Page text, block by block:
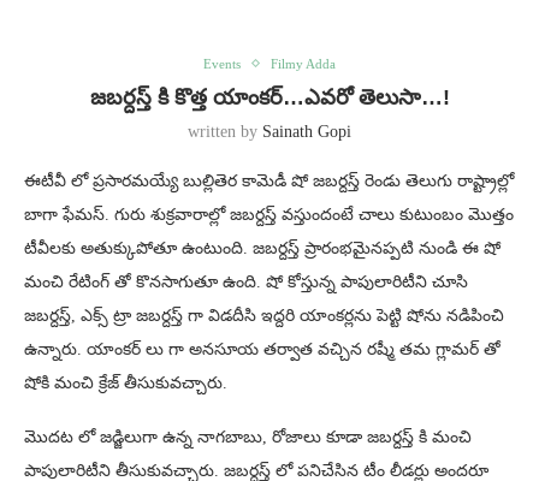
Events Filmy Adda
జబర్దస్త్ కి కొత్త యాంకర్…ఎవరో తెలుసా…!
written by Sainath Gopi
ఈటీవీ లో ప్రసారమయ్యే బుల్లితెర కామెడీ షో జబర్దస్త్ రెండు తెలుగు రాష్ట్రాల్లో
బాగా ఫేమస్. గురు శుక్రవారాల్లో జబర్దస్త్ వస్తుందంటే చాలు కుటుంబం మొత్తం
టీవీలకు అతుక్కుపోతూ ఉంటుంది. జబర్దస్త్ ప్రారంభమైనప్పటి నుండి ఈ షో
మంచి రేటింగ్ తో కొనసాగుతూ ఉంది. షో కోస్తున్న పాపులారిటీని చూసి
జబర్దస్త్, ఎక్స్ ట్రా జబర్దస్త్ గా విడదీసి ఇద్దరి యాంకర్లను పెట్టి షోను నడిపించి
ఉన్నారు. యాంకర్ లు గా అనసూయ తర్వాత వచ్చిన రష్మీ తమ గ్లామర్ తో
షోకి మంచి క్రేజ్ తీసుకువచ్చారు.
మొదట లో జడ్జిలుగా ఉన్న నాగబాబు, రోజాలు కూడా జబర్దస్త్ కి మంచి
పాపులారిటీని తీసుకువచ్చారు. జబర్దస్త్ లో పనిచేసిన టీం లీడర్లు అందరూ